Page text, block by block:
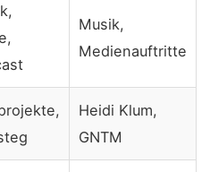
Musik,
Medienauftritte
Heidi Klum,
GNTM